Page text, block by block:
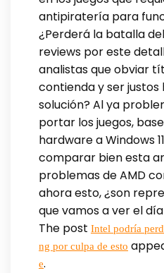
antipiratería para
¿Perderá la batalla
reviews por este
analistas que obviar
contienda y ser justos
solución? Al ya
portar los juegos,
hardware a Windows
comparar bien esta
problemas de AMD
ahora esto, ¿son
que vamos a ver el
The post Intel podría
ng por culpa de esto
e.